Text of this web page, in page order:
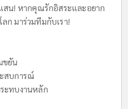
สน! หากคุณรักอิสระและอยาก
ก มาร่วมทีมกับเรา!
ขยัน
สบการณ์
ะทบงานหลัก